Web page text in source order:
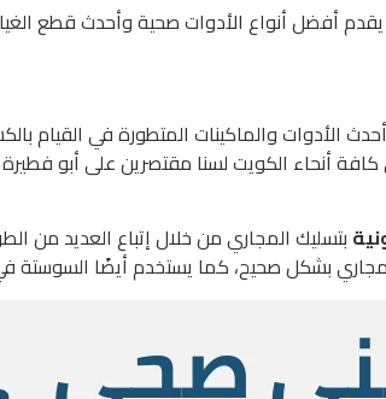
أفضل أنواع الأدوات صحية وأحدث قطع
أحدث الأدوات والماكينات المتطورة في القيام
أنحاء الكويت لسنا مقتصرين على أبو
بتسليك المجاري من خلال إتباع العديد من
بشكل صحيح، كما يستخدم أيضًا السوستة في